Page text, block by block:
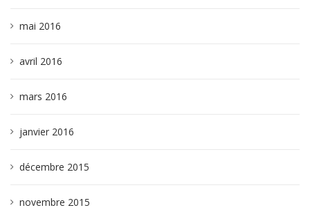
mai 2016
avril 2016
mars 2016
janvier 2016
décembre 2015
novembre 2015